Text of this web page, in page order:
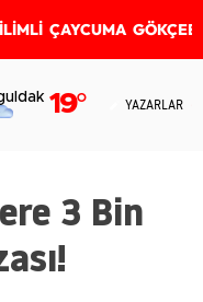
ÇAYCUMA
19° YAZARLAR
3 Bin